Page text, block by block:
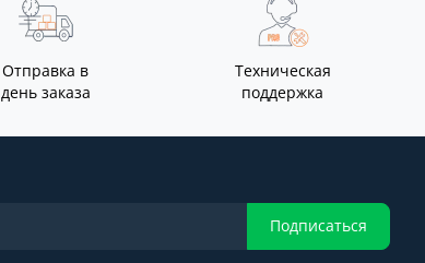
Отправка в
день заказа
Техническая
поддержка
Подписаться